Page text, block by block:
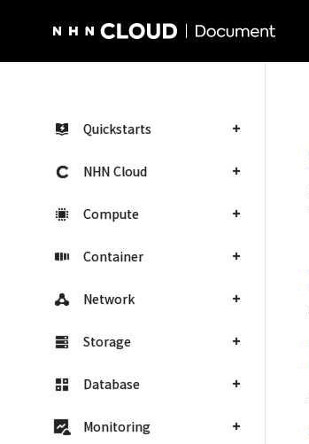
Quickstarts
NHN Cloud
Compute
Container
Network
Storage
Database
Monitoring